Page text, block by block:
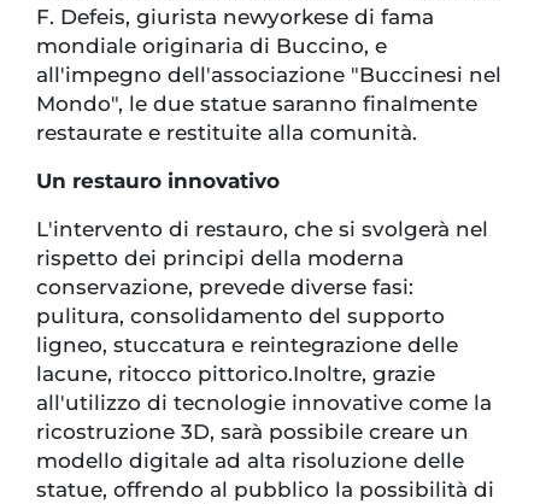
F. Defeis, giurista newyorkese di fama
mondiale originaria di Buccino, e
all'impegno dell'associazione "Buccinesi nel
Mondo", le due statue saranno finalmente
restaurate e restituite alla comunità.
Un restauro innovativo
L'intervento di restauro, che si svolgerà nel
rispetto dei principi della moderna
conservazione, prevede diverse fasi:
pulitura, consolidamento del supporto
ligneo, stuccatura e reintegrazione delle
lacune, ritocco pittorico.Inoltre, grazie
all'utilizzo di tecnologie innovative come la
ricostruzione 3D, sarà possibile creare un
modello digitale ad alta risoluzione delle
statue, offrendo al pubblico la possibilità di